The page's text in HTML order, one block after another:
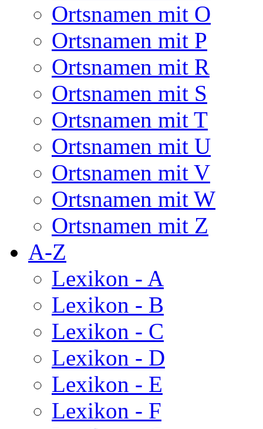
Ortsnamen mit O
Ortsnamen mit P
Ortsnamen mit R
Ortsnamen mit S
Ortsnamen mit T
Ortsnamen mit U
Ortsnamen mit V
Ortsnamen mit W
Ortsnamen mit Z
A-Z
Lexikon - A
Lexikon - B
Lexikon - C
Lexikon - D
Lexikon - E
Lexikon - F